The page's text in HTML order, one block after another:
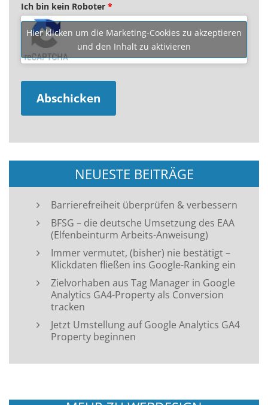
Ich bin kein Roboter *
Hier klicken um die Marketing-Cookies zu akzeptieren
und den Inhalt zu aktivieren
NEUESTE BEITRÄGE
Barrierefreiheit überprüfen & verbessern
BFSG – die deutsche Umsetzung des EAA
(Elfenbeinturm Arbeits-Anweisung)
Immer vermutet, (bisher) nie bestätigt –
Klickdaten fließen ins Google-Ranking ein
Zielvorhaben aus Tag Manager in Google
Analytics GA4-Property als Conversion
tracken
Jetzt Umstellung auf Google Analytics GA4
Property beginnen